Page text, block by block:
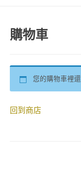
購物車
您的購物車裡
回到商店